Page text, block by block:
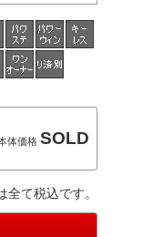
体価格 SOLD
て税込です。